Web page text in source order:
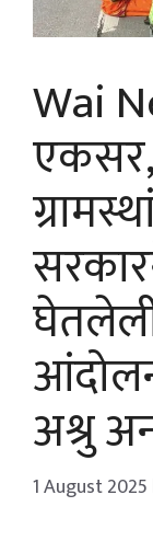
Wai
एकसर,
अश्रु
1 August 2025